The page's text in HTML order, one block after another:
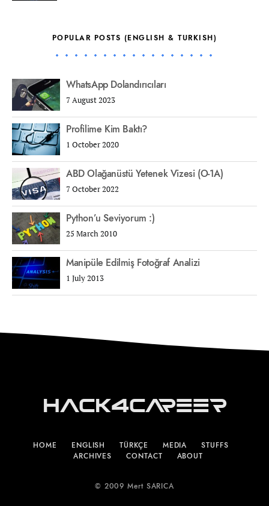
POPULAR POSTS (ENGLISH & TURKISH)
WhatsApp Dolandırıcıları
7 August 2023
Profilime Kim Baktı?
1 October 2020
ABD Olağanüstü Yetenek Vizesi (O-1A)
7 October 2022
Python’u Seviyorum :)
25 March 2010
Manipüle Edilmiş Fotoğraf Analizi
1 July 2013
Hack4Career
HOME ENGLISH TÜRKÇE MEDIA
STUFFS
ARCHIVES
CONTACT ABOUT
© 2009 Mert SARICA